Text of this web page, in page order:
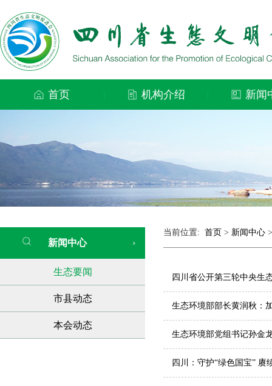
首页 机构介绍 新闻
新闻中心 ›
生态要闻
市县动态
本会动态
当前位置: 首页 > 新闻中心
四川省公开第三轮中央生
生态环境部部长黄润秋：
生态环境部党组书记孙金
四川：守护“绿色国宝” 赓